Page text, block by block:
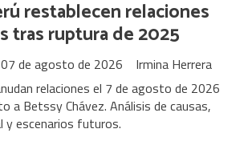
restablecen relaciones
tras ruptura de 2025
Irmina Herrera
07 de agosto de 2026
relaciones el 7 de agosto de 2026
a Betssy Chávez. Análisis de causas,
y escenarios futuros.